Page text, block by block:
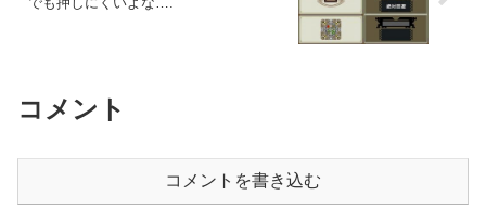
コメント
コメントを書き込む